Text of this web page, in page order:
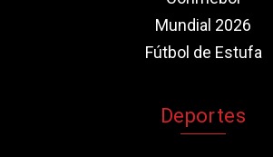
Mundial 2026
Fútbol de Estufa
Deportes